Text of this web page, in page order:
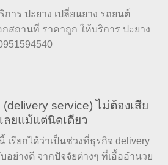
การ ปะยาง เปลี่ยนยาง รถยนต์
สถานที่ ราคาถูก ให้บริการ ปะยาง
service) ไม่ต้องเสีย
ลยแม้แต่นิดเดียว
รียกได้ว่าเป็นช่วงที่ธุรกิจ delivery
อย่างดี จากปัจจัยต่างๆ ที่เอื้ออำนวย